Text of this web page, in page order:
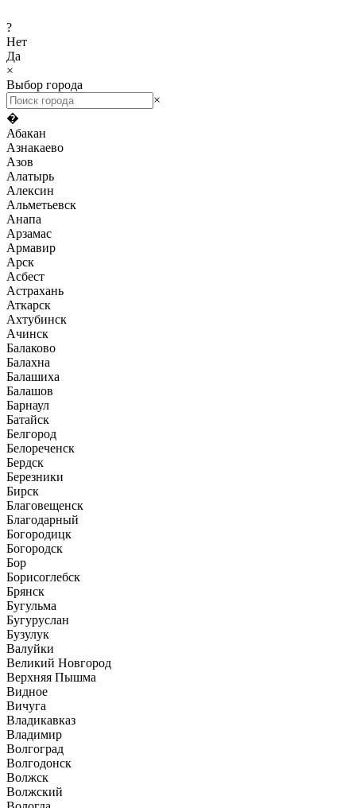
?
Нет
Да
×
Выбор города
×
�
Абакан
Азнакаево
Азов
Алатырь
Алексин
Альметьевск
Анапа
Арзамас
Армавир
Арск
Асбест
Астрахань
Аткарск
Ахтубинск
Ачинск
Балаково
Балахна
Балашиха
Балашов
Барнаул
Батайск
Белгород
Белореченск
Бердск
Березники
Бирск
Благовещенск
Благодарный
Богородицк
Богородск
Бор
Борисоглебск
Брянск
Бугульма
Бугуруслан
Бузулук
Валуйки
Великий Новгород
Верхняя Пышма
Видное
Вичуга
Владикавказ
Владимир
Волгоград
Волгодонск
Волжск
Волжский